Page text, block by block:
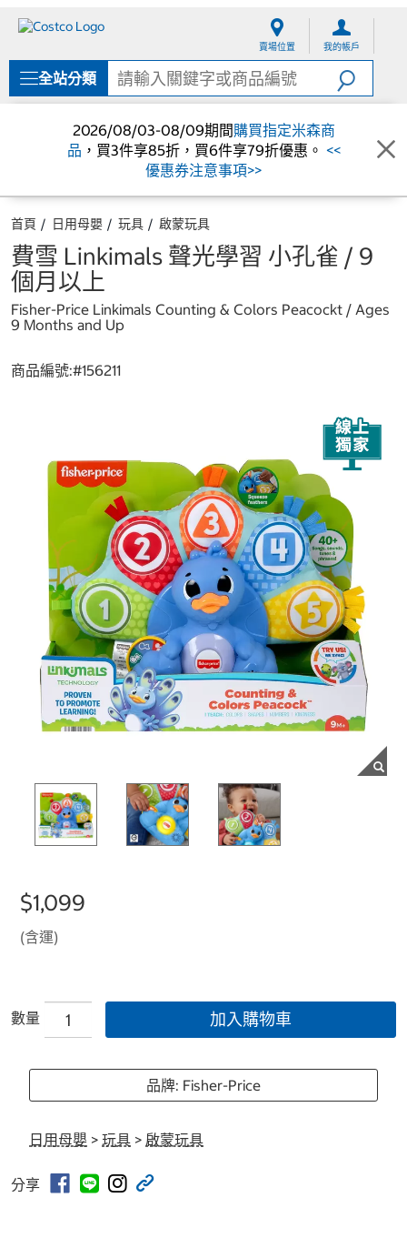
單
賣場位置 我的帳戶
全站分類
2026/08/03-08/09期間購買指定米森商
品 ，買3件享85折，買6件享79折優惠。 <<
優惠券注意事項>>
首頁 日用母嬰 玩具 啟蒙玩具
費雪 Linkimals 聲光學習 小孔雀 / 9
個月以上
Fisher-Price Linkimals Counting & Colors Peacockt / Ages
9 Months and Up
商品編號:#156211
$1,099
(含運)
數量 加入購物車
品牌: Fisher-Price
日用母嬰 > 玩具 > 啟蒙玩具
分享